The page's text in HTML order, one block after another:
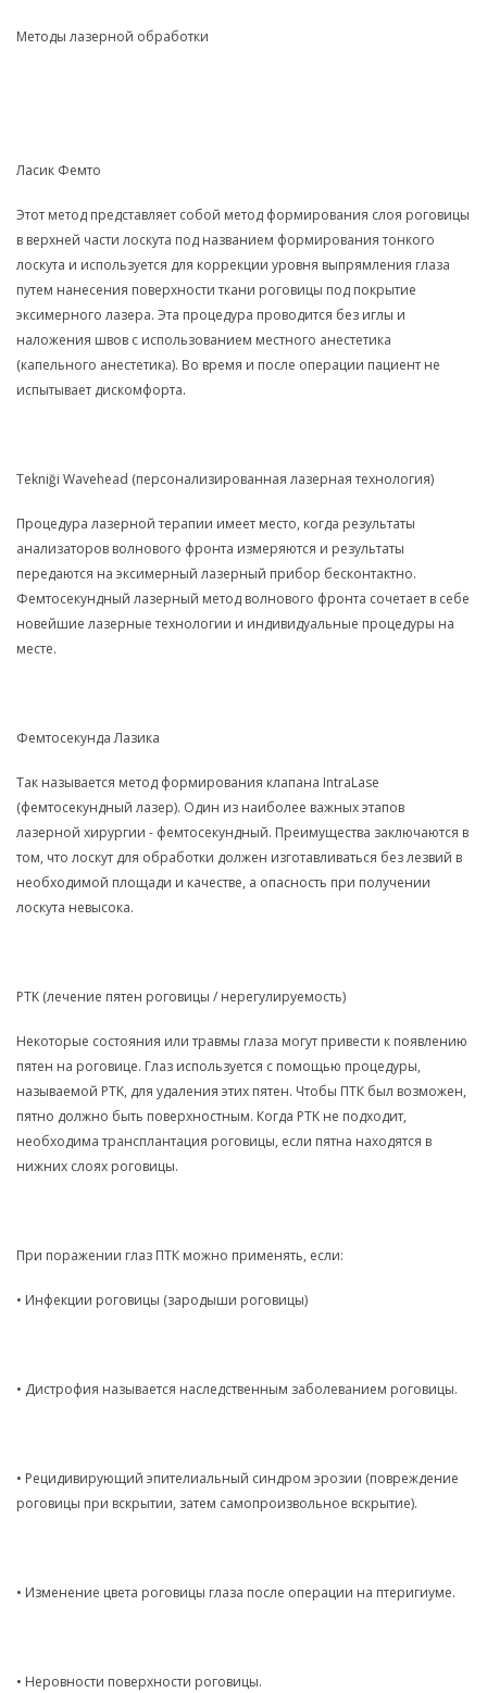
Методы лазерной обработки
Ласик Фемто
Этот метод представляет собой метод формирования слоя роговицы
в верхней части лоскута под названием формирования тонкого
лоскута и используется для коррекции уровня выпрямления глаза
путем нанесения поверхности ткани роговицы под покрытие
эксимерного лазера. Эта процедура проводится без иглы и
наложения швов с использованием местного анестетика
(капельного анестетика). Во время и после операции пациент не
испытывает дискомфорта.
Tekniği Wavehead (персонализированная лазерная технология)
Процедура лазерной терапии имеет место, когда результаты
анализаторов волнового фронта измеряются и результаты
передаются на эксимерный лазерный прибор бесконтактно.
Фемтосекундный лазерный метод волнового фронта сочетает в себе
новейшие лазерные технологии и индивидуальные процедуры на
месте.
Фемтосекунда Лазика
Так называется метод формирования клапана IntraLase
(фемтосекундный лазер). Один из наиболее важных этапов
лазерной хирургии - фемтосекундный. Преимущества заключаются в
том, что лоскут для обработки должен изготавливаться без лезвий в
необходимой площади и качестве, а опасность при получении
лоскута невысока.
PTK (лечение пятен роговицы / нерегулируемость)
Некоторые состояния или травмы глаза могут привести к появлению
пятен на роговице. Глаз используется с помощью процедуры,
называемой PTK, для удаления этих пятен. Чтобы ПТК был возможен,
пятно должно быть поверхностным. Когда PTK не подходит,
необходима трансплантация роговицы, если пятна находятся в
нижних слоях роговицы.
При поражении глаз ПТК можно применять, если:
• Инфекции роговицы (зародыши роговицы)
• Дистрофия называется наследственным заболеванием роговицы.
• Рецидивирующий эпителиальный синдром эрозии (повреждение
роговицы при вскрытии, затем самопроизвольное вскрытие).
• Изменение цвета роговицы глаза после операции на птеригиуме.
• Неровности поверхности роговицы.